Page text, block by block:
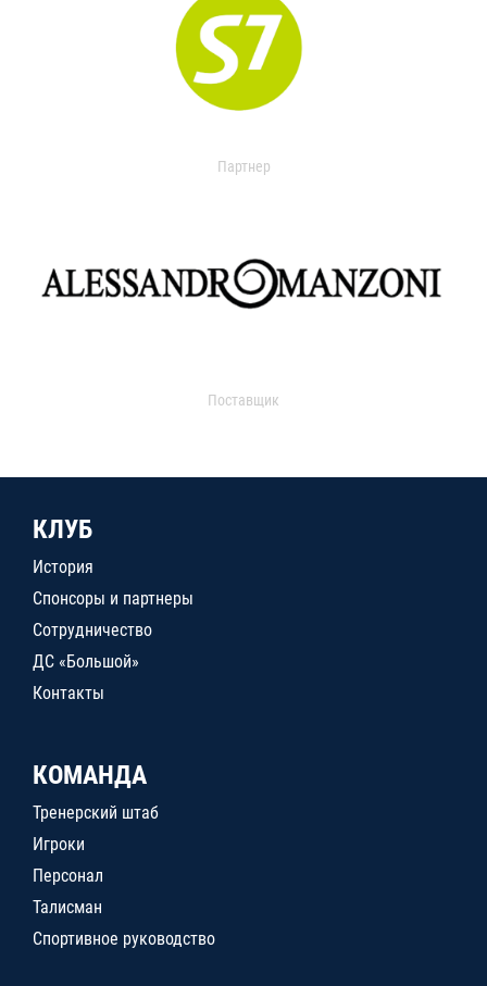
Партнер
Поставщик
КЛУБ
История
Спонсоры и партнеры
Сотрудничество
ДС «Большой»
Контакты
КОМАНДА
Тренерский штаб
Игроки
Персонал
Талисман
Спортивное руководство